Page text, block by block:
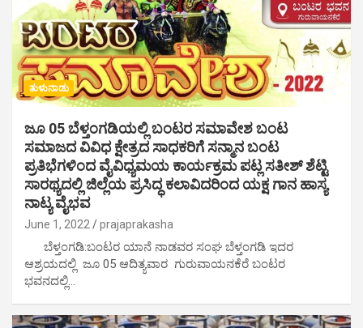
ತುಳುನಾಡು
ಜೂ 05 ಬೆಳ್ತಂಗಡಿಯಲ್ಲಿ ಬಂಟರ ಸಮಾವೇಶ ಬಂಟ
ಸಮಾಜದ ವಿವಿಧ ಕ್ಷೇತ್ರದ ಸಾಧಕರಿಗೆ ಸನ್ಮಾನ ಬಂಟ
ಪ್ರತಿಭೆಗಳಿಂದ ವೈವಿಧ್ಯಮಯ ಕಾರ್ಯಕ್ರಮ ಪಟ್ಲ ಸತೀಶ್ ಶೆಟ್ಟಿ
ಸಾರಥ್ಯದಲ್ಲಿ ಜಿಲ್ಲೆಯ ಪ್ರಸಿದ್ಧ ಕಲಾವಿದರಿಂದ ಯಕ್ಷ ಗಾನ ಹಾಸ್ಯ
ನಾಟ್ಯ ವೈಭವ
June 1, 2022 prajaprakasha
ಬೆಳ್ತಂಗಡಿ:ಬಂಟರ ಯಾನೆ ನಾಡವರ ಸಂಘ ಬೆಳ್ತಂಗಡಿ ಇದರ
ಆಶ್ರಯದಲ್ಲಿ ಜೂ 05 ಆದಿತ್ಯವಾರ ಗುರುವಾಯನಕೆರೆ ಬಂಟರ
ಭವನದಲ್ಲಿ…